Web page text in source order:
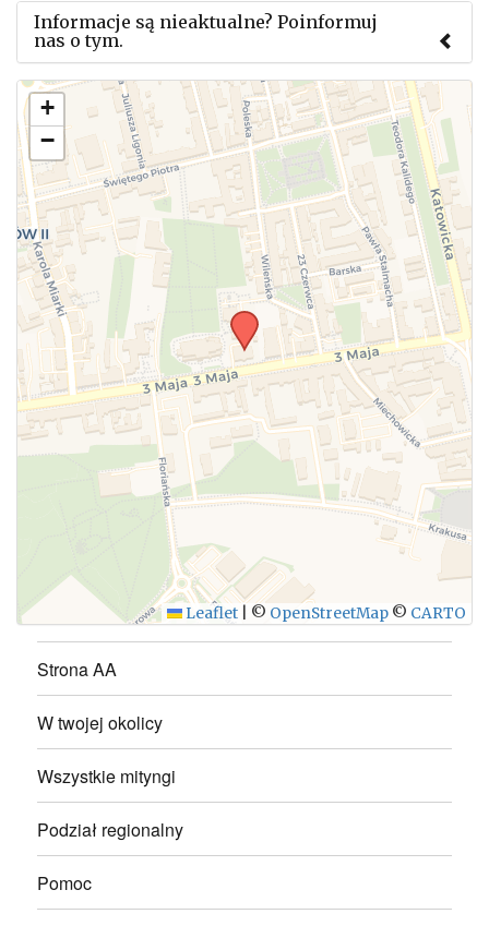
Informacje są nieaktualne? Poinformuj
nas o tym.
Użyj tego formularza aby przesłać informację o
zmianach w powyższym mityngu.
+
−
Leaflet © OpenStreetMap © CARTO
Strona AA
W twojej okolicy
Wszystkie mityngi
Podział regionalny
Pomoc